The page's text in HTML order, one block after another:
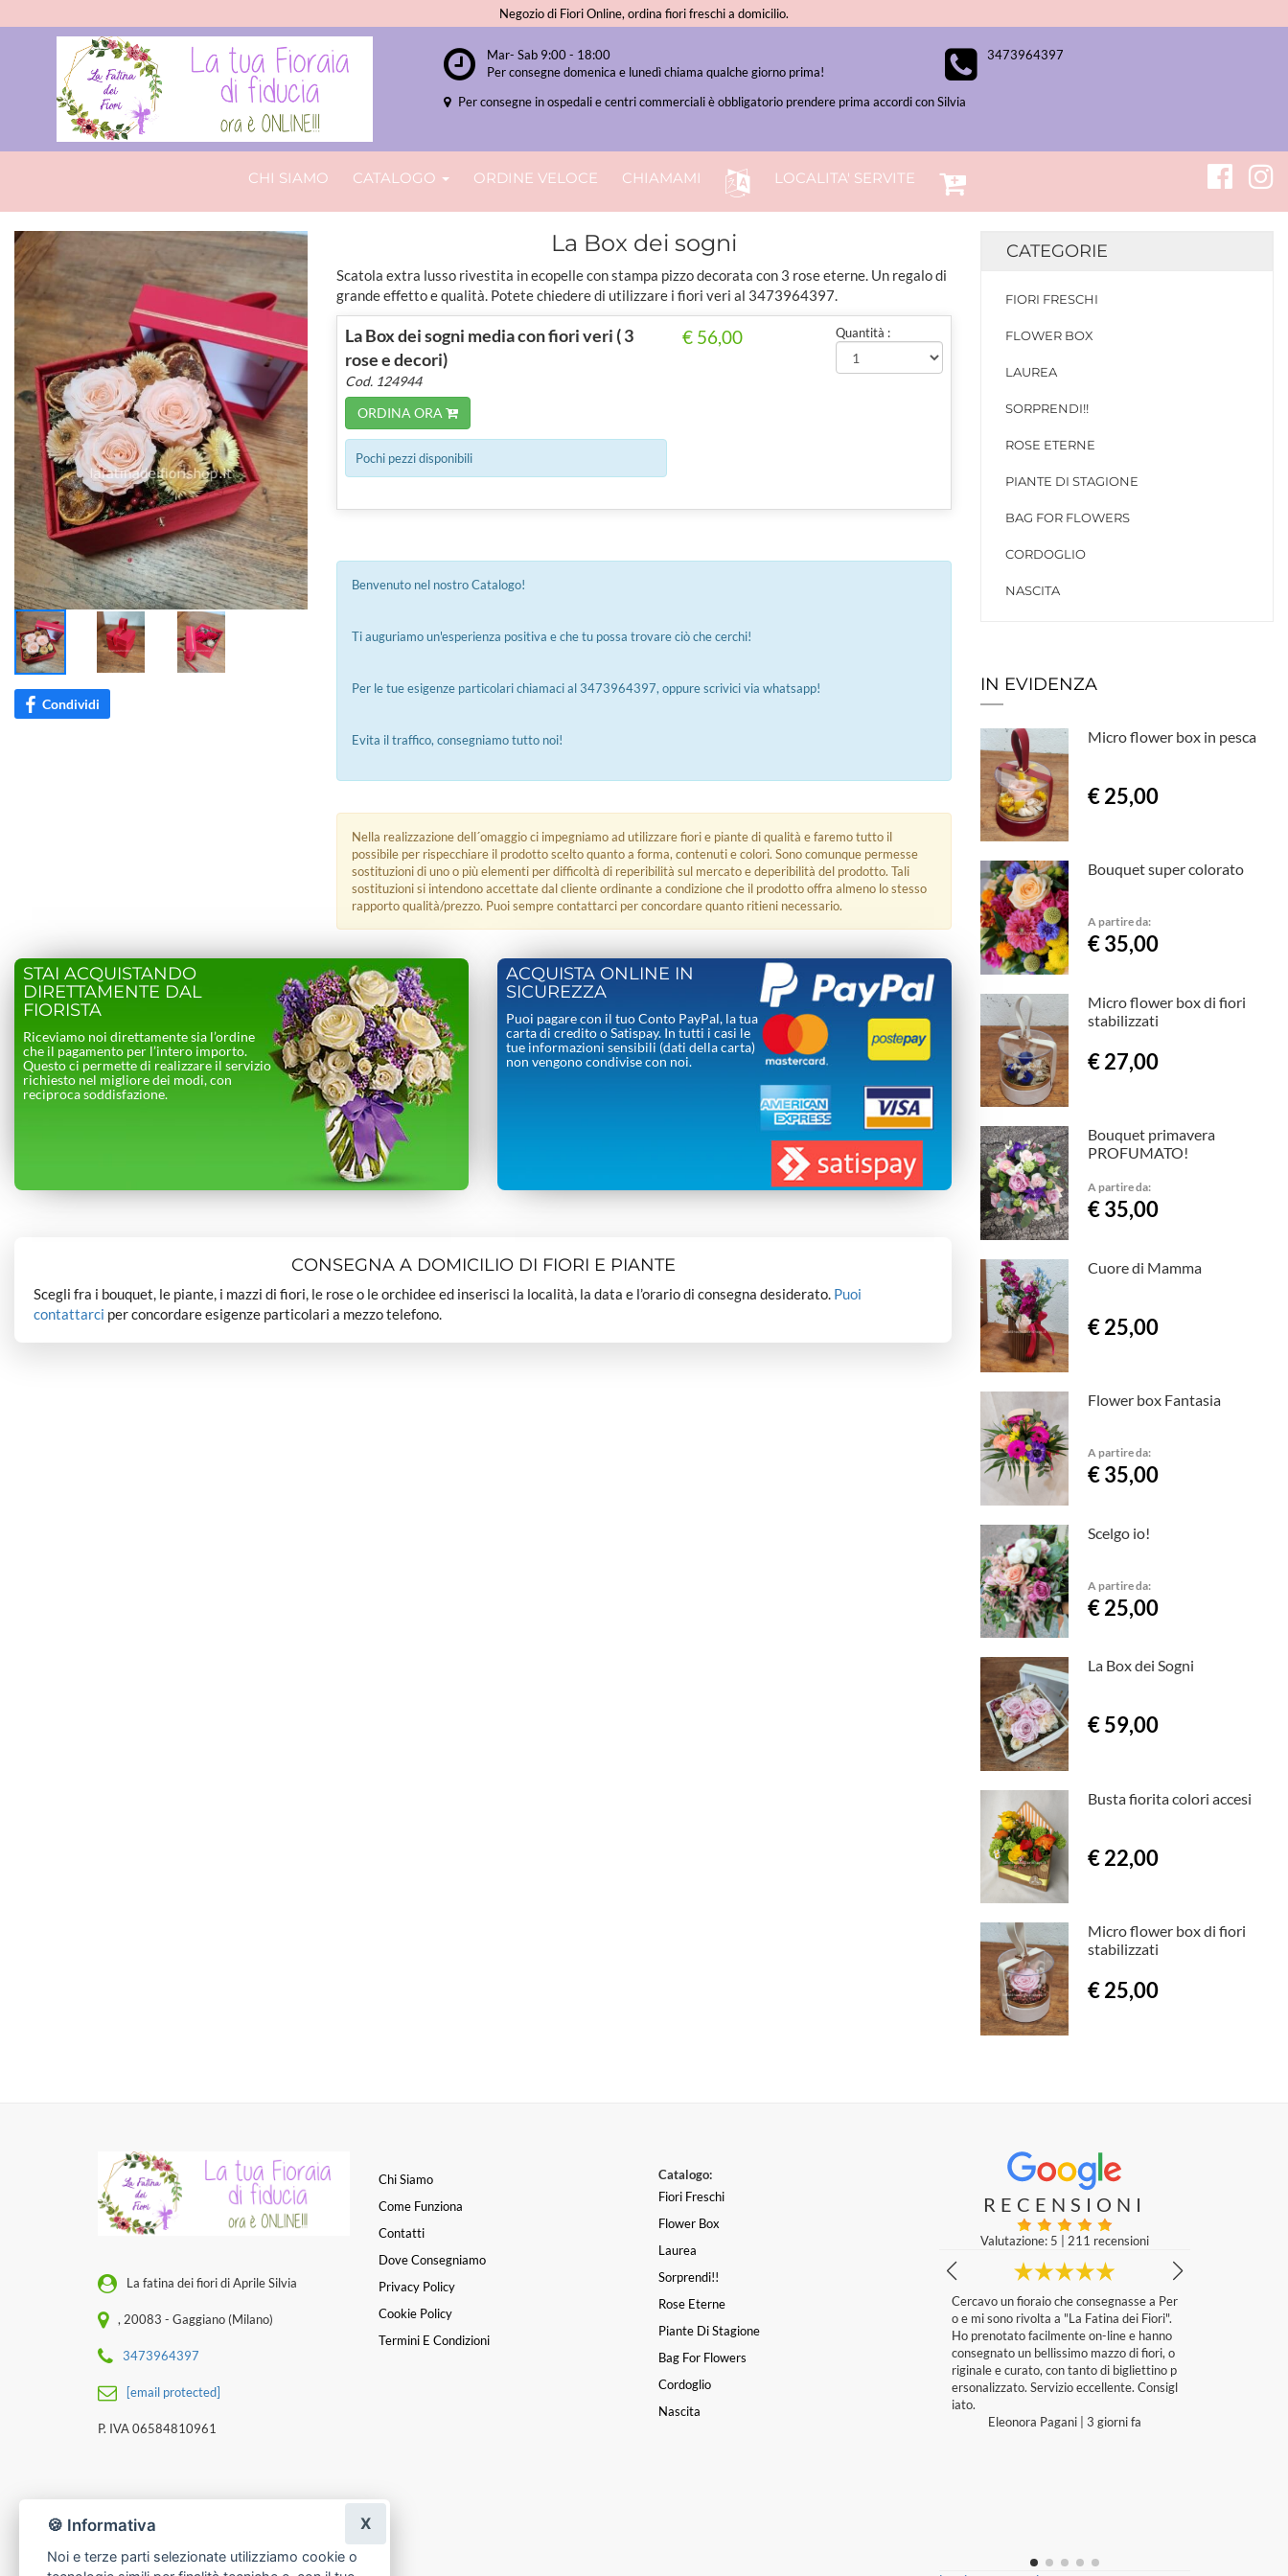
Negozio di Fiori Online, ordina fiori freschi a domicilio.
Mar- Sab 9:00 - 18:00
Per consegne domenica e lunedì chiama qualche giorno prima!
3473964397
Per consegne in ospedali e centri commerciali è obbligatorio prendere prima accordi con Silvia
CHI SIAMO CATALOGO ORDINE VELOCE CHIAMAMI LOCALITA' SERVITE
Condividi
La Box dei sogni
Scatola extra lusso rivestita in ecopelle con stampa pizzo decorata con 3 rose eterne. Un regalo di
grande effetto e qualità. Potete chiedere di utilizzare i fiori veri al 3473964397.
La Box dei sogni media con fiori veri ( 3
rose e decori)
Cod. 124944
ORDINA ORA
Pochi pezzi disponibili
€ 56,00 Quantità :
Benvenuto nel nostro Catalogo!
Ti auguriamo un'esperienza positiva e che tu possa trovare ciò che cerchi!
Per le tue esigenze particolari chiamaci al 3473964397, oppure scrivici via whatsapp!
Evita il traffico, consegniamo tutto noi!
Nella realizzazione dell´omaggio ci impegniamo ad utilizzare fiori e piante di qualità e faremo tutto il
possibile per rispecchiare il prodotto scelto quanto a forma, contenuti e colori. Sono comunque permesse
sostituzioni di uno o più elementi per difficoltà di reperibilità sul mercato e deperibilità del prodotto. Tali
sostituzioni si intendono accettate dal cliente ordinante a condizione che il prodotto offra almeno lo stesso
rapporto qualità/prezzo. Puoi sempre contattarci per concordare quanto ritieni necessario.
STAI ACQUISTANDO
DIRETTAMENTE DAL
FIORISTA
Riceviamo noi direttamente sia l’ordine
che il pagamento per l’intero importo.
Questo ci permette di realizzare il servizio
richiesto nel migliore dei modi, con
reciproca soddisfazione.
ACQUISTA ONLINE IN
SICUREZZA
Puoi pagare con il tuo Conto PayPal, la tua
carta di credito o Satispay. In tutti i casi le
tue informazioni sensibili (dati della carta)
non vengono condivise con noi.
CONSEGNA A DOMICILIO DI FIORI E PIANTE
Scegli fra i bouquet, le piante, i mazzi di fiori, le rose o le orchidee ed inserisci la località, la data e l’orario di consegna desiderato. Puoi
contattarci per concordare esigenze particolari a mezzo telefono.
CATEGORIE
FIORI FRESCHI
FLOWER BOX
LAUREA
SORPRENDI!!
ROSE ETERNE
PIANTE DI STAGIONE
BAG FOR FLOWERS
CORDOGLIO
NASCITA
IN EVIDENZA
Micro flower box in pesca
€ 25,00
Bouquet super colorato
A partire da:
€ 35,00
Micro flower box di fiori
stabilizzati
€ 27,00
Bouquet primavera
PROFUMATO!
A partire da:
€ 35,00
Cuore di Mamma
€ 25,00
Flower box Fantasia
A partire da:
€ 35,00
Scelgo io!
A partire da:
€ 25,00
La Box dei Sogni
€ 59,00
Busta fiorita colori accesi
€ 22,00
Micro flower box di fiori
stabilizzati
€ 25,00
La fatina dei fiori di Aprile Silvia
, 20083 - Gaggiano (Milano)
3473964397
[email protected]
P. IVA 06584810961
Chi Siamo
Come Funziona
Contatti
Dove Consegniamo
Privacy Policy
Cookie Policy
Termini E Condizioni
Catalogo:
Fiori Freschi
Flower Box
Laurea
Sorprendi!!
Rose Eterne
Piante Di Stagione
Bag For Flowers
Cordoglio
Nascita
RECENSIONI
Valutazione: 5 211 recensioni
Molto gentili (sia nel pre sia nel post vend
|una settimana fa
Cercavo un fioraio che consegnasse a Per
o e mi sono rivolta a "La Fatina dei Fiori".
Ho prenotato facilmente on-line e hanno
consegnato un bellissimo mazzo di fiori, o
riginale e curato, con tanto di bigliettino p
ersonalizzato. Servizio eccellente. Consigl
3 giorni fa
Da tempo mi appoggio alla Fatina dei Fior
i. Sempre una garanzia. Composizioni belli
ssime, particolari e uniche. Disponibilità n
ell’ esaudire le proprie esigenze. Complim
enti!
Patrizia Milan|Ultima modifica: una
🍪 Informativa
Noi e terze parti selezionate utilizziamo cookie o
X